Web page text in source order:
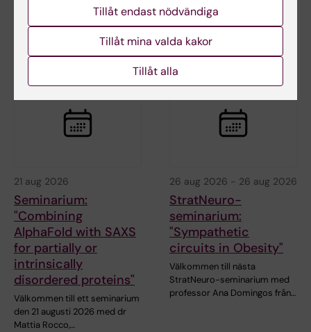
Relaterade events
21 aug 2026
Seminarium:
"Combining
AlphaFold with SAXS
for partially or
intrinsically
disordered proteins"
Välkommen till ett seminarium
den 21 augusti 2026 med dr
Mattia Rocco,…
26 aug 2026 - 26 aug 2026
StratNeuro-
seminarium:
"Sympathetic
circuits in Obesity"
Välkommen till nästa
StratNeuro-seminarium med
professor Ana Domingos från…
Tillåt endast nödvändiga
Tillåt mina valda kakor
Tillåt alla